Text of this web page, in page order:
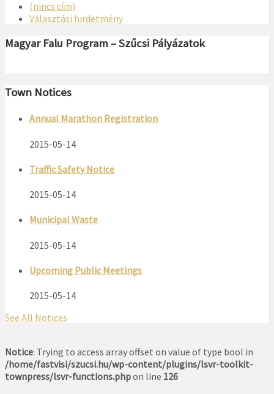
(nincs cím)
Választási hirdetmény
Magyar Falu Program – Szűcsi Pályázatok
Town Notices
Annual Marathon Registration
2015-05-14
Traffic Safety Notice
2015-05-14
Municipal Waste
2015-05-14
Upcoming Public Meetings
2015-05-14
See All Notices
Notice: Trying to access array offset on value of type bool in
/home/fastvisi/szucsi.hu/wp-content/plugins/lsvr-toolkit-
townpress/lsvr-functions.phpon line 126